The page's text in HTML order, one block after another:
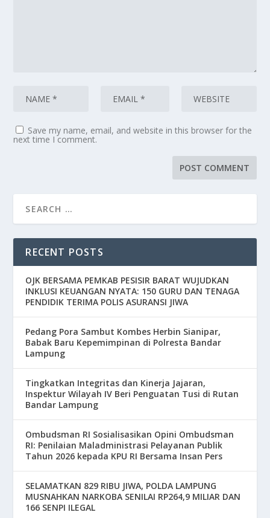
Save my name, email, and website in this browser for the
next time I comment.
RECENT POSTS
OJK BERSAMA PEMKAB PESISIR BARAT WUJUDKAN
INKLUSI KEUANGAN NYATA: 150 GURU DAN TENAGA
PENDIDIK TERIMA POLIS ASURANSI JIWA
Pedang Pora Sambut Kombes Herbin Sianipar,
Babak Baru Kepemimpinan di Polresta Bandar
Lampung
Tingkatkan Integritas dan Kinerja Jajaran,
Inspektur Wilayah IV Beri Penguatan Tusi di Rutan
Bandar Lampung
Ombudsman RI Sosialisasikan Opini Ombudsman
RI: Penilaian Maladministrasi Pelayanan Publik
Tahun 2026 kepada KPU RI Bersama Insan Pers
SELAMATKAN 829 RIBU JIWA, POLDA LAMPUNG
MUSNAHKAN NARKOBA SENILAI RP264,9 MILIAR DAN
166 SENPI ILEGAL